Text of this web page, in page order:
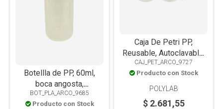
Botellla de PP, 60ml,
boca angosta,
autoclavable
BOT_PLA_ARCO_9685
Producto con Stock
Caja De Petri PP,
Reusable, Autoclavable,
100mm Ø
CAJ_PET_ARCO_9727
Producto con Stock
POLYLAB
$ 2.681,55